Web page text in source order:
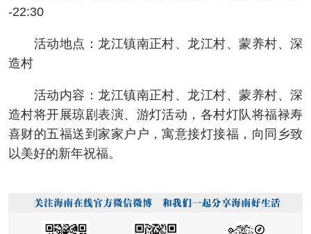
-22:30
活动地点：龙江镇南正村、龙江村、蒙养村、深
造村
活动内容：龙江镇南正村、龙江村、蒙养村、深
造村将开展琼剧表演、游灯活动，各村灯队将福禄寿
喜财的五福送到家家户户，寓意接灯接福，向同乡致
以美好的新年祝福。